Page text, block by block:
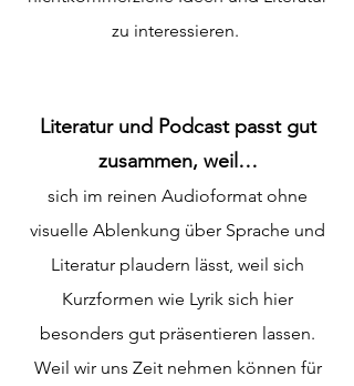
zu interessieren.
Literatur und Podcast passt gut
zusammen, weil…
sich im reinen Audioformat ohne
visuelle Ablenkung über Sprache und
Literatur plaudern lässt, weil sich
Kurzformen wie Lyrik sich hier
besonders gut präsentieren lassen.
Weil wir uns Zeit nehmen können für